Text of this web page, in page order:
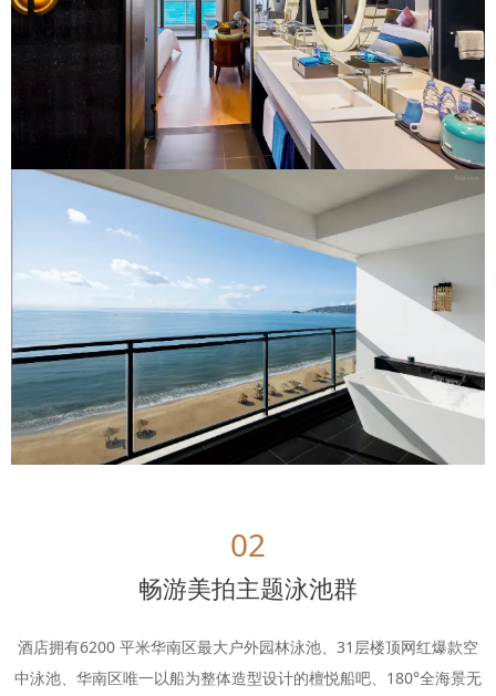
02
畅游美拍主题泳池群
酒店拥有6200 平米华南区最大户外园林泳池、31层楼顶网红爆款空
中泳池、华南区唯一以船为整体造型设计的檀悦船吧、180°全海景无